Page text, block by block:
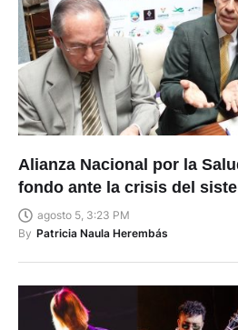
Alianza Nacional por la
fondo ante la crisis del
agosto 5, 3:23 PM
By Patricia Naula Herembás